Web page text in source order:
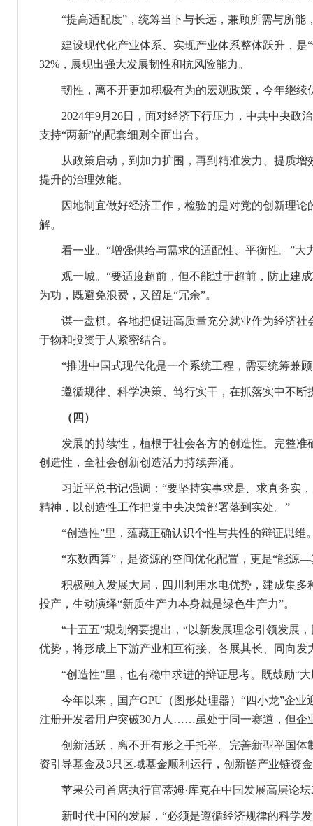
“提高适配度”，统筹当下与长远，兼顾所需与所能
建设现代化产业体系、实现产业体系整体跃升，是“
32%，展现出强大发展韧性和抗风险能力。
韧性，离不开更加积极有为的宏观政策，今年继续
2024年9月26日，面对经济下行压力，中共中央政治
支持“两新”的配套细则全面出台。
从政策启动，到加力扩围，再到精准发力、提质增
提升的治理效能。
因地制宜做好经济工作，检验的是对党的创新理论
解。
看一业。“增强供给与需求的适配性、平衡性。”大
观一城。“要适度超前，但不能过于超前，防止建成
为功，既避免浪费，又留足“冗余”。
谋一盘棋。各地把促进高质量充分就业作为经济社
于物和投资于人紧密结合。
“推进中国式现代化是一个系统工程，需要统筹兼顾
遵循规律、科学决策、笃行实干，在抓落实中不断
（四）
发展的持续性，植根于社会各方的创造性。完整准
创造性，全社会创新创造活力持续奔涌。
习近平总书记强调：“要坚持实事求是、求真务实，
精神，以创造性工作把党中央决策部署落到实处。”
“创造性”里，蕴藏正确认识个性与共性的辩证思维
“东数西算”，是资源的空间优化配置，更是“能源
积极融入发展大局，四川利用水电优势，建成集多
投产，生动演绎“新质生产力本身就是绿色生产力”。
“十五五”规划纲要提出，“以新发展理念引领发展，
优势，将形成上下游产业相互衔接、各展其长、同向发
“创造性”里，也有稳中求进的辩证思考。既鼓励“大
今年以来，国产GPU（图形处理器）“四小龙”企业
注册开发者用户突破30万人……虽处于同一赛道，但企
创新活跃，离不开有形之手托举。完善新型举国体
资引导基金及3只区域基金顺利运行，创新链产业链资
苹果公司首席执行官蒂姆·库克在中国发展高层论坛
新时代中国的发展，“必须是遵循经济规律的科学发